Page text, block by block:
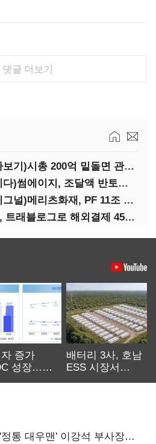
댓글 더보기
[IB토마토](공시톺아보기)시총 200억 밑돌면 관리종목…상폐 피하려면
[IB토마토](유증레이다)썸에이지, 조달액 반토막…시총 200억 못 넘으면 철회
[IB토마토](크레딧시그널)메리츠화재, PF 11조 노출…부동산 사업성 저하 우려
[IB토마토]하나카드, 트래블로그로 해외결제 45% 장악…카드이익은 제자리
증가
성장…
배터리 3사, 호남
ESS 시장서
통 대우맨' 이강석 부사장